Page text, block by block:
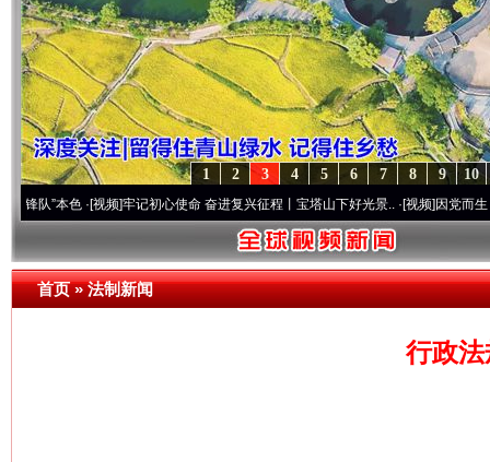
10
9
8
7
6
5
4
3
2
1
·[视频]牢记初心使命 奋进复兴征程丨宝塔山下好光景..·[视频]因党而生 为党而
首页»法制新闻
行政